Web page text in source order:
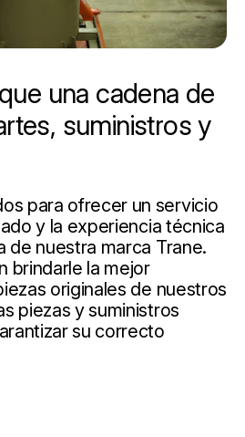
una cadena de
suministros y
para ofrecer un servicio
y la experiencia técnica
de nuestra marca Trane.
brindarle la mejor
originales de nuestros
piezas y suministros
su correcto